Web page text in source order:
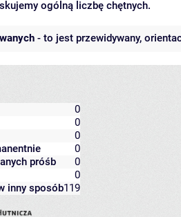
ogólną liczbę chętnych.
- to jest przewidywany,
0
0
0
0
próśb
0
0
inny sposób119